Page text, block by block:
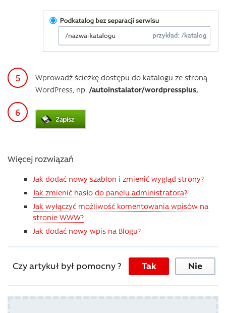
Wprowadź ścieżkę dostępu do katalogu ze stroną
WordPress, np. /autoinstalator/wordpressplus,
Więcej rozwiązań
Jak dodać nowy szablon i zmienić wygląd strony?
Jak zmienić hasło do panelu administratora?
Jak wyłączyć możliwość komentowania wpisów na
stronie WWW?
Jak dodać nowy wpis na Blogu?
Czy artykuł był pomocny ? Tak Nie